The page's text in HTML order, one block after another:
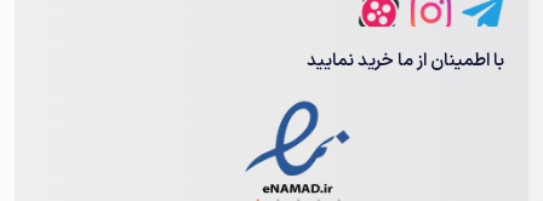
با اطمینان از ما خرید نمایید